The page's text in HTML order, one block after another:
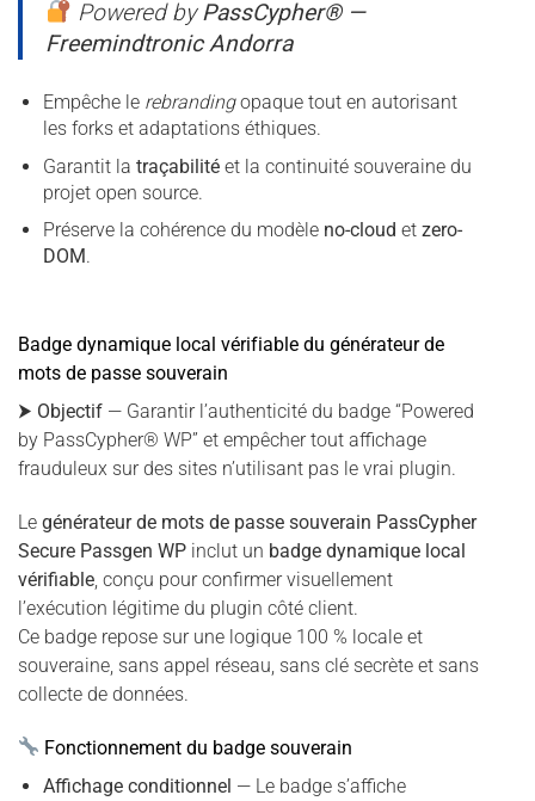
Powered byPassCypher® —
Freemindtronic Andorra
Empêche le rebrandingopaque tout en autorisant
les forks et adaptations éthiques.
Garantit la traçabilitéet la continuité souveraine du
projet open source.
Préserve la cohérence du modèle no-cloud et zero-
DOM.
Badge dynamique local vérifiable du générateur de
mots de passe souverain
⮞ Objectif — Garantir l’authenticité du badge “Powered
by PassCypher® WP” et empêcher tout affichage
frauduleux sur des sites n’utilisant pas le vrai plugin.
Le générateur de mots de passe souverain PassCypher
Secure Passgen WP inclut un badge dynamique local
vérifiable, conçu pour confirmer visuellement
l’exécution légitime du plugin côté client.
Ce badge repose sur une logique 100 % locale et
souveraine, sans appel réseau, sans clé secrète et sans
collecte de données.
Fonctionnement du badge souverain
Affichage conditionnel — Le badge s’affiche